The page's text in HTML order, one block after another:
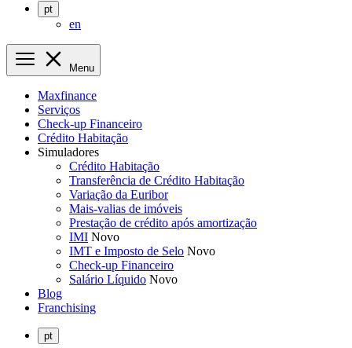
pt
en
Menu
Maxfinance
Serviços
Check-up Financeiro
Crédito Habitação
Simuladores
Crédito Habitação
Transferência de Crédito Habitação
Variação da Euribor
Mais-valias de imóveis
Prestação de crédito após amortização
IMI Novo
IMT e Imposto de Selo Novo
Check-up Financeiro
Salário Líquido Novo
Blog
Franchising
pt